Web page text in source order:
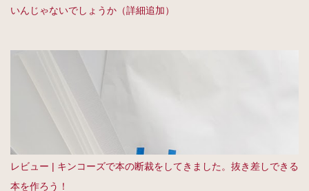
いんじゃないでしょうか（詳細追加）
レビュー | キンコーズで本の断裁をしてきました。抜き差しできる
本を作ろう！